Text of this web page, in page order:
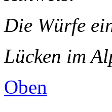
Die Würfe
Lücken im
Oben